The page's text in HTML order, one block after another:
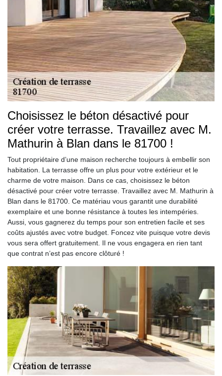
Choisissez le béton désactivé pour
créer votre terrasse. Travaillez avec M.
Mathurin à Blan dans le 81700 !
Tout propriétaire d’une maison recherche toujours à embellir son
habitation. La terrasse offre un plus pour votre extérieur et le
charme de votre maison. Dans ce cas, choisissez le béton
désactivé pour créer votre terrasse. Travaillez avec M. Mathurin à
Blan dans le 81700. Ce matériau vous garantit une durabilité
exemplaire et une bonne résistance à toutes les intempéries.
Aussi, vous gagnerez du temps pour son entretien facile et ses
coûts ajustés avec votre budget. Foncez vite puisque votre devis
vous sera offert gratuitement. Il ne vous engagera en rien tant
que contrat n’est pas encore clôturé !